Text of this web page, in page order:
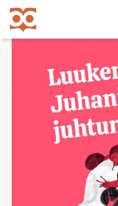
Liigu
edasi
põhisisu
juurde